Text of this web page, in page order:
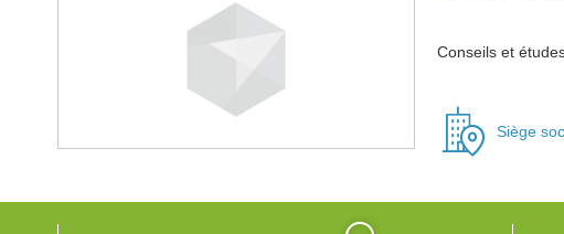
Conseils et
Siège